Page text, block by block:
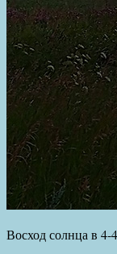
Восход солнца в 4-